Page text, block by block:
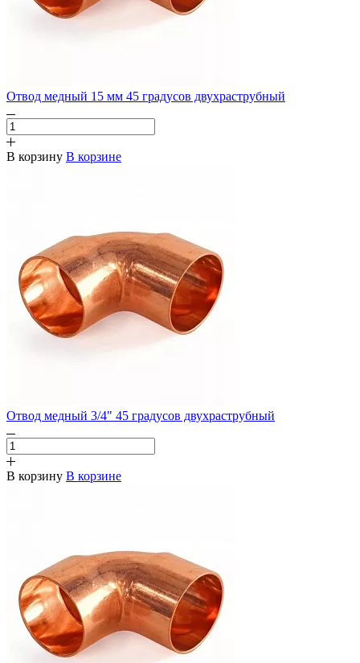
Отвод медный 15 мм 45 градусов двухраструбный
В корзину В корзине
Отвод медный 3/4" 45 градусов двухраструбный
В корзину В корзине